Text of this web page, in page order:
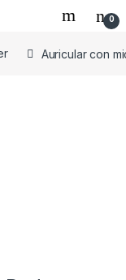
0
Auricular con